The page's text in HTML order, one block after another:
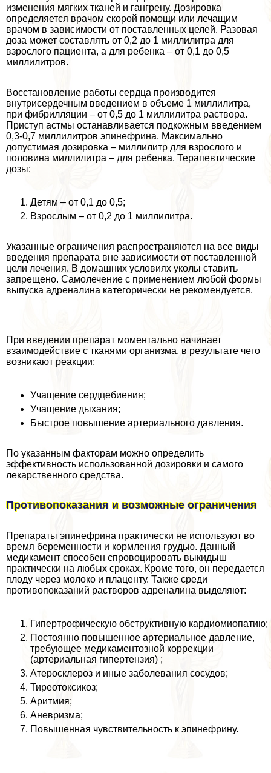
изменения мягких тканей и гангрену. Дозировка
определяется врачом скорой помощи или лечащим
врачом в зависимости от поставленных целей. Разовая
доза может составлять от 0,2 до 1 миллилитра для
взрослого пациента, а для ребенка – от 0,1 до 0,5
миллилитров.
Восстановление работы сердца производится
внутрисердечным введением в объеме 1 миллилитра,
при фибрилляции – от 0,5 до 1 миллилитра раствора.
Приступ астмы останавливается подкожным введением
0,3-0,7 миллилитров эпинефрина. Максимально
допустимая дозировка – миллилитр для взрослого и
половина миллилитра – для ребенка. Терапевтические
дозы:
Детям – от 0,1 до 0,5;
Взрослым – от 0,2 до 1 миллилитра.
Указанные ограничения распространяются на все виды
введения препарата вне зависимости от поставленной
цели лечения. В домашних условиях уколы ставить
запрещено. Самолечение с применением любой формы
выпуска адреналина категорически не рекомендуется.
При введении препарат моментально начинает
взаимодействие с тканями организма, в результате чего
возникают реакции:
Учащение сердцебиения;
Учащение дыхания;
Быстрое повышение артериального давления.
По указанным факторам можно определить
эффективность использованной дозировки и самого
лекарственного средства.
Противопоказания и возможные ограничения
Препараты эпинефрина пpaктически не используют во
время беременности и кормления гpyдью. Данный
медикамент способен спровоцировать выкидыш
пpaктически на любых сроках. Кроме того, он передается
плоду через молоко и плаценту. Также среди
противопоказаний растворов адреналина выделяют:
Гипертрофическую обструктивную кардиомиопатию;
Постоянно повышенное артериальное давление,
требующее медикаментозной коррекции
(артериальная гипертензия) ;
Атеросклероз и иные заболевания сосудов;
Тиреотоксикоз;
Аритмия;
Аневризма;
Повышенная чувствительность к эпинефрину.